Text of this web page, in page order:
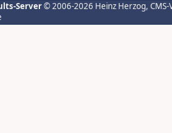
Server© 2006-2026 Heinz Herzog,